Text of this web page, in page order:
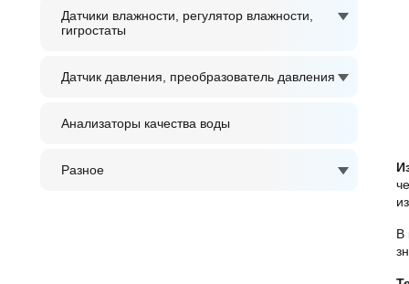
Датчики влажности, регулятор влажности,
гигростаты
Датчик давления, преобразователь давления
Анализаторы качества воды
Разное
В